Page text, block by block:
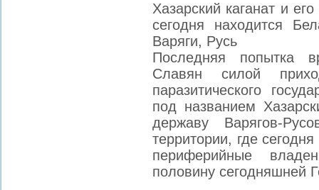
Хазарский каганат и
сегодня находится
Варяги, Русь
Последняя попытка
Славян силой
паразитического
под названием
державу Варягов-
территории, где
периферийные
половину сегодняшней